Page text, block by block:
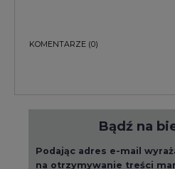
KOMENTARZE (0)
Bądź na
Podając adres e-mail
na otrzymywanie treści